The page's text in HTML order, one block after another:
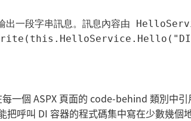
一段字串訊息。訊息內容由
一個 ASPX 頁面的 code-behind 類別中
把呼叫 DI 容器的程式碼集中寫在少數幾個